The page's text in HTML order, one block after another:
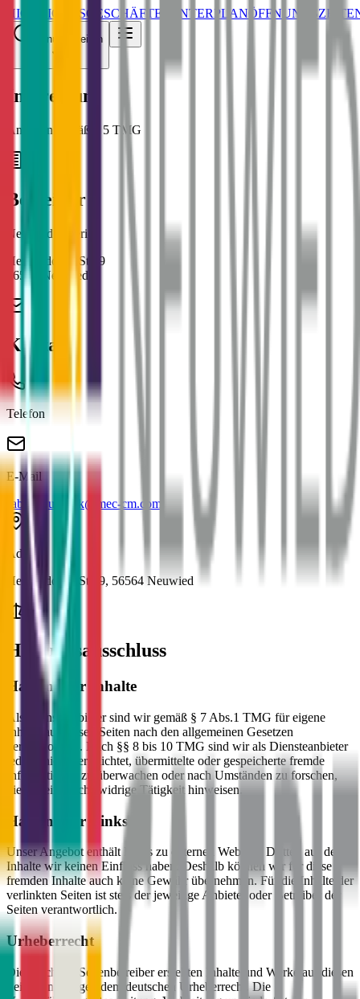
HIGHLIGHTSGESCHÄFTE CENTERPLAN
Öffnungszeiten
Impressum
Angaben gemäß § 5 TMG
Betreiber
Neuwied Galerie
Heddesdorfer Str. 9
56564
Neuwied
Kontakt
Telefon
E-Mail
sabine.quabeck@mec-cm.com
Adresse
Heddesdorfer Str. 9, 56564 Neuwied
Haftungsausschluss
Haftung für Inhalte
Als Diensteanbieter sind wir gemäß § 7 Abs.1 TMG für eigene
Inhalte auf diesen Seiten nach den allgemeinen Gesetzen
verantwortlich. Nach §§ 8 bis 10 TMG sind wir als Diensteanbieter
jedoch nicht verpflichtet, übermittelte oder gespeicherte fremde
Informationen zu überwachen oder nach Umständen zu forschen,
die auf eine rechtswidrige Tätigkeit hinweisen.
Haftung für Links
Unser Angebot enthält Links zu externen Websites Dritter, auf deren
Inhalte wir keinen Einfluss haben. Deshalb können wir für diese
fremden Inhalte auch keine Gewähr übernehmen. Für die Inhalte der
verlinkten Seiten ist stets der jeweilige Anbieter oder Betreiber der
Seiten verantwortlich.
Urheberrecht
Die durch die Seitenbetreiber erstellten Inhalte und Werke auf diesen
Seiten unterliegen dem deutschen Urheberrecht. Die